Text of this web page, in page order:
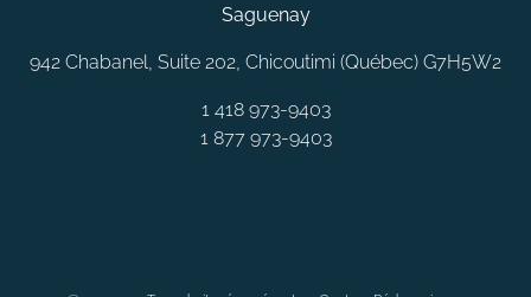
Saguenay
942 Chabanel, Suite 202, Chicoutimi (Québec) G7H5W2
1 418 973-9403
1 877 973-9403